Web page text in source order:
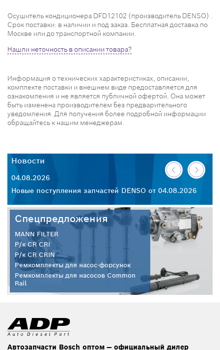
Осушитель кондиционера DFD12102 (производитель DENSO) .
Срок поставки: в наличии и под заказ. Бесплатная доставка по
Москве или до транспортной компании.
Нашли неточность в описании товара?
Информация о технических характеристиках, описании,
комплекте поставки и внешнем виде предоставляется для
ознакомления и не является публичной офертой. Она может
быть изменена производителем без предварительного
уведомления. Для получения более подробной информации
обращайтесь к нашим менеджерам.
Новости
04.08.2026
Новые поступления запчастей DENSO от 04.08.2026
Спецпредложения
MANN FILTER
Р/к CR CRI
Р/к CR CRIN
Ремкомплекты для насос-форсунок
Ремкомплекты для насосов Common
Rail
Автозапчасти Bosch оптом — официальный дилер